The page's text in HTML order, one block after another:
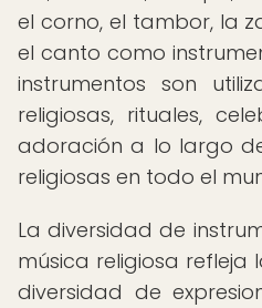
el corno, el tambor, la
el canto como
instrumentos son
religiosas, rituales,
adoración a lo largo
religiosas en todo el
La diversidad de
música religiosa refleja
diversidad de